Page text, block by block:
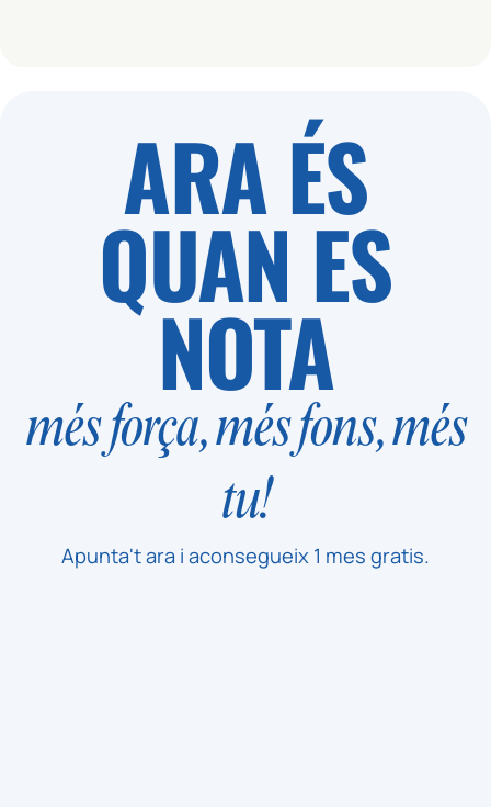
ARA ÉS
QUAN ES
NOTA
més força, més fons, més
tu!
Apunta't ara i aconsegueix 1 mes gratis.